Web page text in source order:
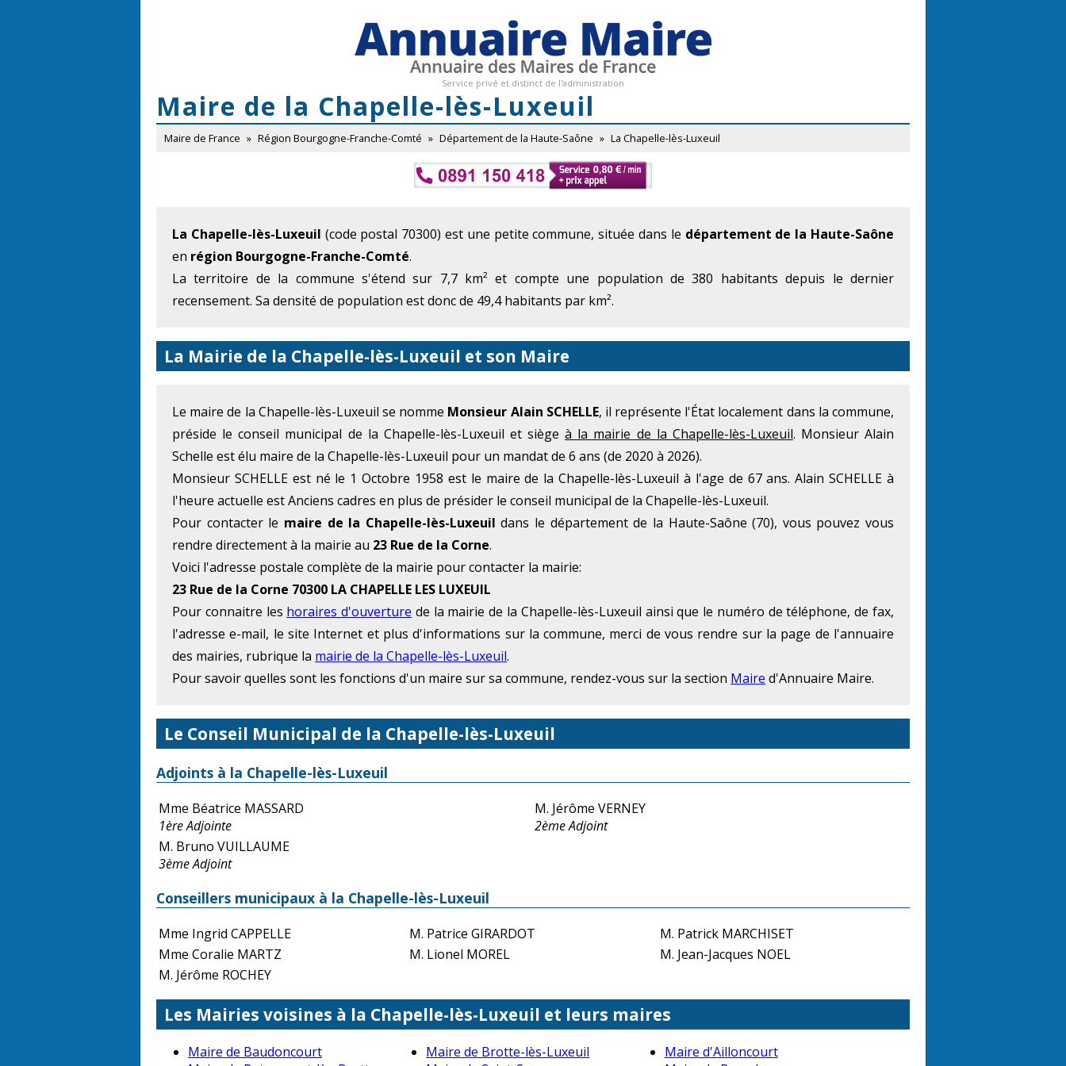
Service privé et distinct de l'administration
Maire de la Chapelle-lès-Luxeuil
Maire de France » Région Bourgogne-Franche-Comté » Département de la Haute-Saône » La Chapelle-lès-Luxeuil
La Chapelle-lès-Luxeuil (code postal 70300) est une petite commune, située dans le département de la Haute-Saône
en région Bourgogne-Franche-Comté.
La territoire de la commune s'étend sur 7,7 km² et compte une population de 380 habitants depuis le dernier
recensement. Sa densité de population est donc de 49,4 habitants par km².
La Mairie de la Chapelle-lès-Luxeuil et son Maire
Le maire de la Chapelle-lès-Luxeuil se nomme Monsieur Alain SCHELLE, il représente l'État localement dans la commune,
préside le conseil municipal de la Chapelle-lès-Luxeuil et siègeà la mairie de la Chapelle-lès-Luxeuil. Monsieur Alain
Schelle est élu maire de la Chapelle-lès-Luxeuil pour un mandat de 6 ans (de 2020 à 2026).
Monsieur SCHELLE est né le 1 Octobre 1958 est le maire de la Chapelle-lès-Luxeuil à l'age de 67 ans. Alain SCHELLE à
l'heure actuelle est Anciens cadres en plus de présider le conseil municipal de la Chapelle-lès-Luxeuil.
Pour contacter le maire de la Chapelle-lès-Luxeuil dans le département de la Haute-Saône (70), vous pouvez vous
rendre directement à la mairie au 23 Rue de la Corne.
Voici l'adresse postale complète de la mairie pour contacter la mairie:
23 Rue de la Corne 70300 LA CHAPELLE LES LUXEUIL
Pour connaitre les horaires d'ouverture de la mairie de la Chapelle-lès-Luxeuil ainsi que le numéro de téléphone, de fax,
l'adresse e-mail, le site Internet et plus d'informations sur la commune, merci de vous rendre sur la page de l'annuaire
des mairies, rubrique la mairie de la Chapelle-lès-Luxeuil.
Pour savoir quelles sont les fonctions d'un maire sur sa commune, rendez-vous sur la section Maire d'Annuaire Maire.
Le Conseil Municipal de la Chapelle-lès-Luxeuil
Adjoints à la Chapelle-lès-Luxeuil
Mme Béatrice MASSARD
1ère Adjointe
M. Jérôme VERNEY
2ème Adjoint
M. Bruno VUILLAUME
3ème Adjoint
Conseillers municipaux à la Chapelle-lès-Luxeuil
Mme Ingrid CAPPELLE M. Patrice GIRARDOT
M. Patrick MARCHISET
Mme Coralie MARTZ
M. Lionel MOREL
M. Jean-Jacques NOEL
M. Jérôme ROCHEY
Les Mairies voisines à la Chapelle-lès-Luxeuil et leurs maires
Maire de Baudoncourt Maire de Brotte-lès-Luxeuil
Maire d'Ailloncourt